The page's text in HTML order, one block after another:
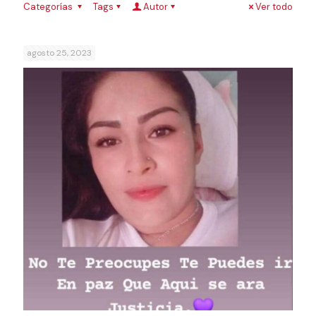
Categorías Tags Autor Ver todo
agosto 25, 2023